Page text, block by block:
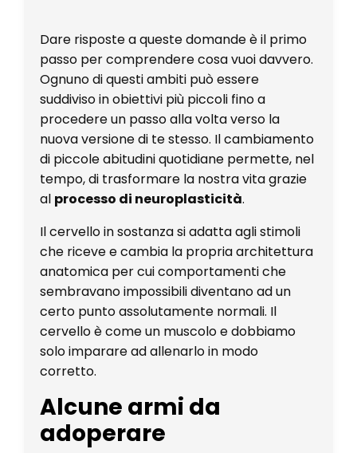
Dare risposte a queste domande è il primo
passo per comprendere cosa vuoi davvero.
Ognuno di questi ambiti può essere
suddiviso in obiettivi più piccoli fino a
procedere un passo alla volta verso la
nuova versione di te stesso. Il cambiamento
di piccole abitudini quotidiane permette, nel
tempo, di trasformare la nostra vita grazie
al processo di neuroplasticità.
Il cervello in sostanza si adatta agli stimoli
che riceve e cambia la propria architettura
anatomica per cui comportamenti che
sembravano impossibili diventano ad un
certo punto assolutamente normali. Il
cervello è come un muscolo e dobbiamo
solo imparare ad allenarlo in modo
corretto.
Alcune armi da
adoperare